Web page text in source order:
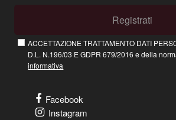
Registrati
ACCETTAZIONE TRATTAMENTO DATI
D.L. N.196/03 E GDPR 679/2016 e della
informativa
Facebook
Instagram